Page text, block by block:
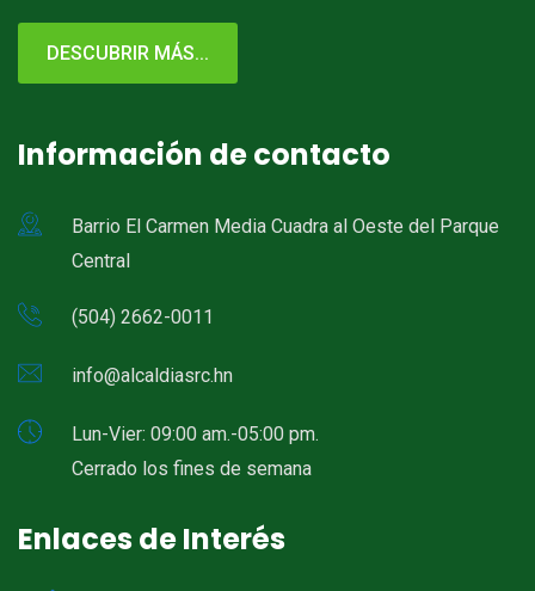
DESCUBRIR MÁS...
Información de contacto
Barrio El Carmen Media Cuadra al Oeste del Parque
Central
(504) 2662-0011
info@alcaldiasrc.hn
Lun-Vier: 09:00 am.-05:00 pm.
Cerrado los fines de semana
Enlaces de Interés